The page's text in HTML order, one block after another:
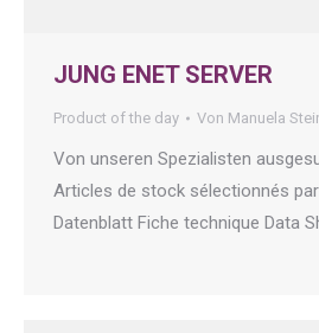
JUNG ENET SERVER
Product of the day Von Manuela
Von unseren Spezialisten
Articles de stock sélectionnés
Datenblatt Fiche technique Data